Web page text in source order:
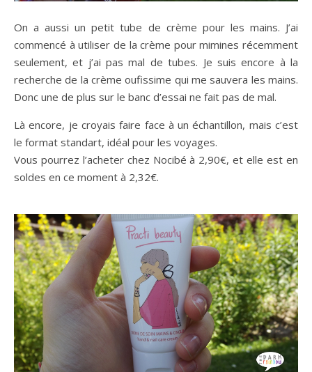
On a aussi un petit tube de crème pour les mains. J’ai
commencé à utiliser de la crème pour mimines récemment
seulement, et j’ai pas mal de tubes. Je suis encore à la
recherche de la crème oufissime qui me sauvera les mains.
Donc une de plus sur le banc d’essai ne fait pas de mal.
Là encore, je croyais faire face à un échantillon, mais c’est
le format standart, idéal pour les voyages.
Vous pourrez l’acheter chez Nocibé à 2,90€, et elle est en
soldes en ce moment à 2,32€.